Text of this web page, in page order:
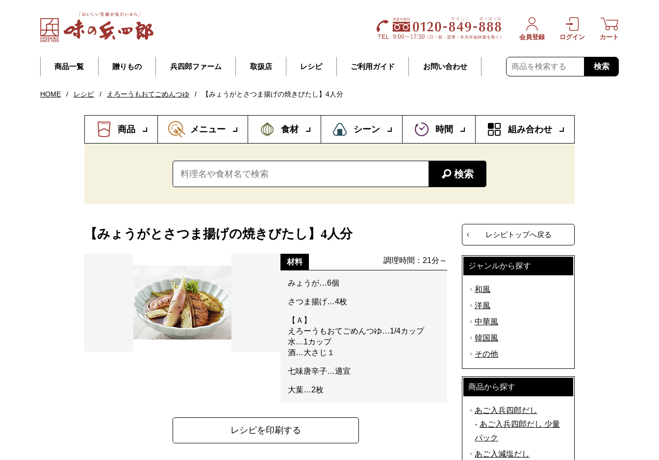
商品一覧 贈りもの 兵四郎ファーム 取扱店 レシピ ご利用ガイド お問い合わせ 検索
会員登録 ログイン カート
HOME / レシピ / えろーうもおてごめんつゆ / 【みょうがとさつま揚げの焼きびたし】4人分
商品 メニュー 食材 シーン 時間 組み合わせ
検索
【みょうがとさつま揚げの焼きびたし】4人分
材料 調理時間：21分～
みょうが…6個
さつま揚げ…4枚
【Ａ】
えろーうもおてごめんつゆ…1/4カップ
水…1カップ
酒…大さじ１
七味唐辛子…適宜
大葉…2枚
レシピを印刷する
レシピトップへ戻る
ジャンルから探す
和風
洋風
中華風
韓国風
その他
商品から探す
あご入兵四郎だし
あご入兵四郎だし 少量
パック
あご入減塩だし